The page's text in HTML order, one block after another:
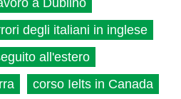
a Dublino
degli italiani in inglese
all'estero
corso Ielts in Canada